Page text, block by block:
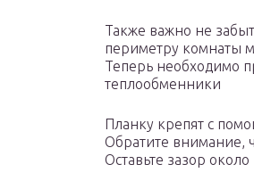
Также важно не
периметру комнаты
Теперь необходимо
теплообменники
Планку крепят с
Обратите внимание,
Оставьте зазор